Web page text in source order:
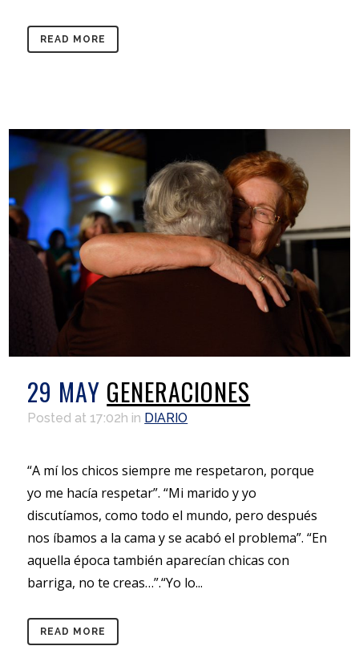
READ MORE
29 MAY GENERACIONES
Posted at 17:02h in DIARIO
“A mí los chicos siempre me respetaron, porque
yo me hacía respetar”. “Mi marido y yo
discutíamos, como todo el mundo, pero después
nos íbamos a la cama y se acabó el problema”. “En
aquella época también aparecían chicas con
barriga, no te creas…”.“Yo lo...
READ MORE